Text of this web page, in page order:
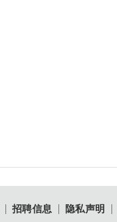
招聘信息 隐私声明